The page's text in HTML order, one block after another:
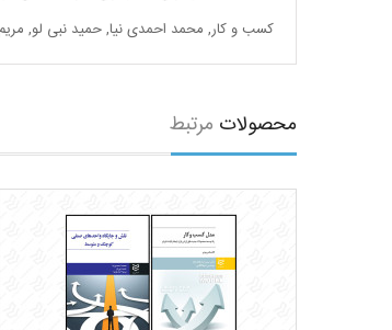
کسب و کار, محمد احمدی نیا,حمید نبی لو,
محصولات مرتبط